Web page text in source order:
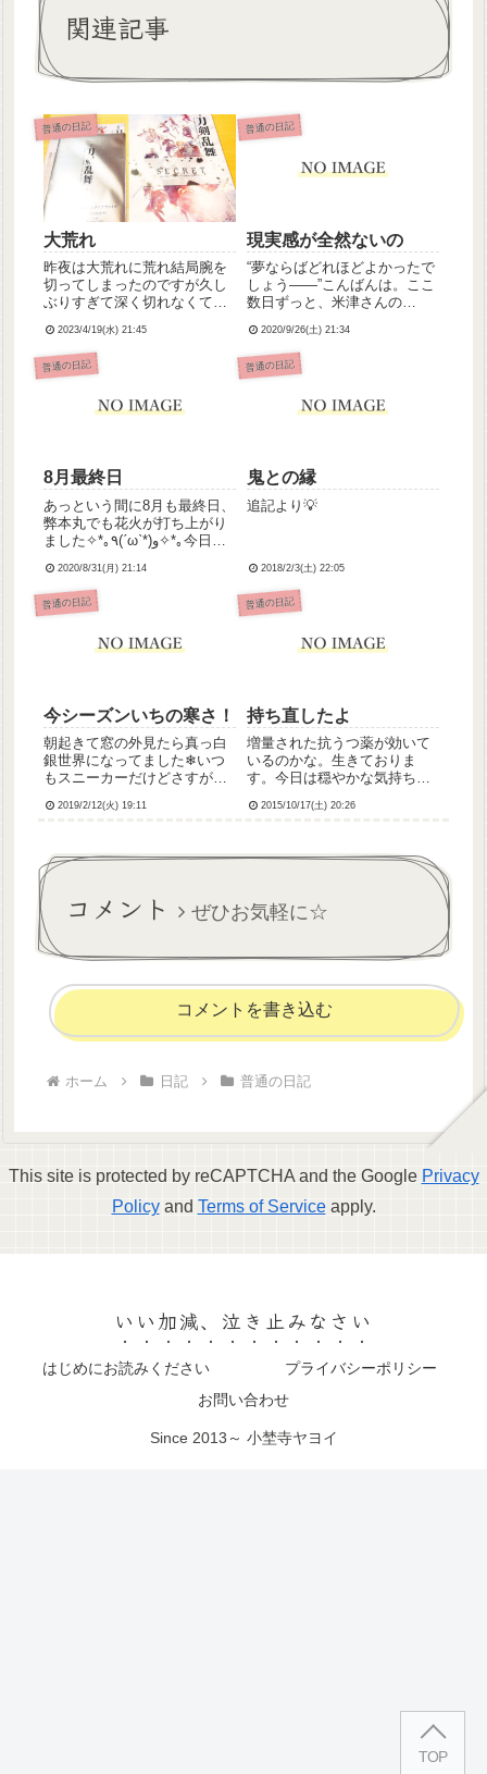
関連記事
普通の日記
大荒れ
昨夜は大荒れに荒れ結局腕を
切ってしまったのですが久し
ぶりすぎて深く切れなくてそ
夜中に死にたくなってコンビ
ニで硫化水素の洗剤買えるか
なとか市内に自殺名所あるか
行こうかとか考えたりしたけ
2023/4/19(水) 21:45
普通の日記
現実感が全然ないの
“夢ならばどれほどよかったで
しょう――”こんばんは。ここ
数日ずっと、米津さんの
「ノンフィクション」を繰り
返し聴いています。どちら
も、亡くなった方を想って作
(血は繋がっている)が亡くな
2020/9/26(土) 21:34
普通の日記
8月最終日
あっという間に8月も最終日、
弊本丸でも花火が打ち上がり
ました✧*｡٩(ˊωˋ*)و✧*｡今日も
ですが、外介助さんが比較的
歳の近い女の子たち2人だった
ので、気持ち的にすごくやり
2020/8/31(月) 21:14
普通の日記
鬼との縁
追記より💡
2018/2/3(土) 22:05
普通の日記
今シーズンいちの寒さ！
朝起きて窓の外見たら真っ白
銀世界になってました❄いつ
もスニーカーだけどさすがに
は今シーズンで1番寒かった気
温がマイナスの地域もあるみ
たい。まじか。で...
2019/2/12(火) 19:11
普通の日記
持ち直したよ
増量された抗うつ薬が効いて
いるのかな。生きておりま
す。今日は穏やかな気持ちで
た。あんなにしにたいしにた
りました。ほとんどなんにも
日だった...
2015/10/17(土) 20:26
コメント ぜひお気軽に☆
コメントを書き込む
ホーム 日記 普通の日記
This site is protected by reCAPTCHA and the Google Privacy
Policyand Terms of Serviceapply.
いい加減、泣き止みなさい
はじめにお読みください
プライバシーポリシー
お問い合わせ
Since 2013～ 小埜寺ヤヨイ
TOP